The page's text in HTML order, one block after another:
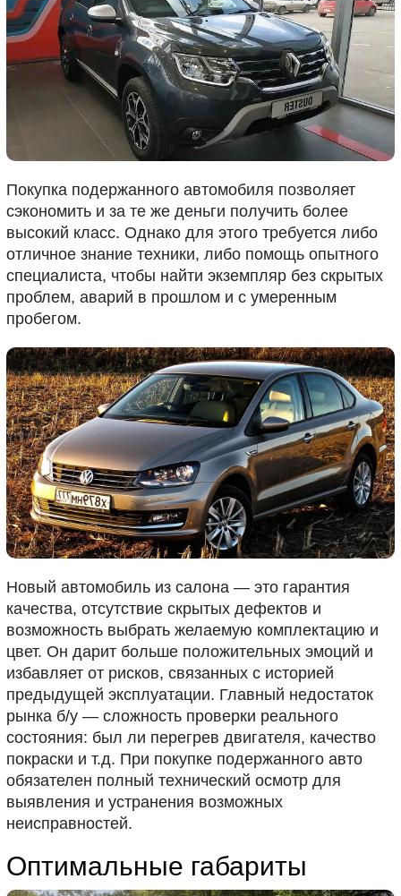
Покупка подержанного автомобиля позволяет
сэкономить и за те же деньги получить более
высокий класс. Однако для этого требуется либо
отличное знание техники, либо помощь опытного
специалиста, чтобы найти экземпляр без скрытых
проблем, аварий в прошлом и с умеренным
пробегом.
Новый автомобиль из салона — это гарантия
качества, отсутствие скрытых дефектов и
возможность выбрать желаемую комплектацию и
цвет. Он дарит больше положительных эмоций и
избавляет от рисков, связанных с историей
предыдущей эксплуатации. Главный недостаток
рынка б/у — сложность проверки реального
состояния: был ли перегрев двигателя, качество
покраски и т.д. При покупке подержанного авто
обязателен полный технический осмотр для
выявления и устранения возможных
неисправностей.
Оптимальные габариты